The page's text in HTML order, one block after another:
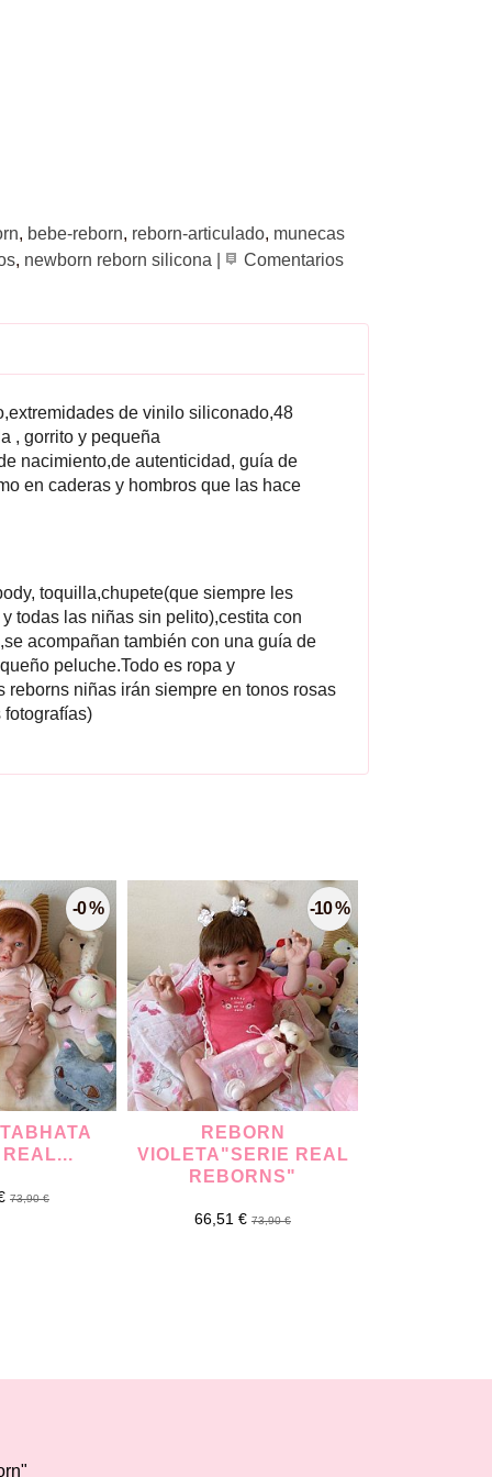
bebe-reborn reborn-articulado munecas
newborn reborn silicona Comentarios
de vinilo siliconado,48
, gorrito y pequeña
nacimiento,de autenticidad, guía de
en caderas y hombros que las hace
toquilla,chupete(que siempre les
todas las niñas sin pelito),cestita con
acompañan también con una guía de
peluche.Todo es ropa y
niñas irán siempre en tonos rosas
-0 %
73,90 €
-10 %
REBORN
VIOLETA"SERIE REAL
REBORNS"
66,51 € 73,90 €